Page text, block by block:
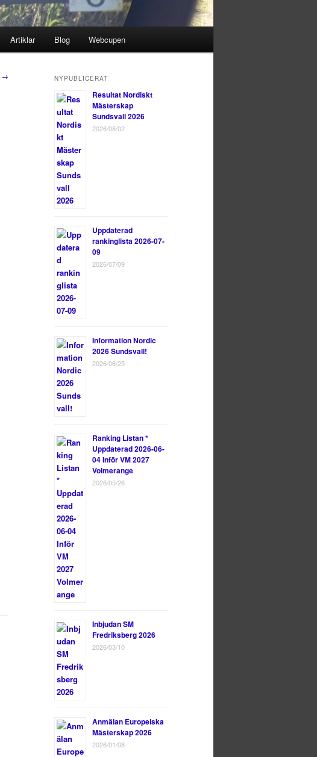
Artiklar Blog Webcupen
→ NYPUBLICERAT
Resultat Nordiskt
Mästerskap
Sundsvall 2026
2026/08/02
Uppdaterad
rankinglista 2026-07-
09
2026/07/09
Information Nordic
2026 Sundsvall!
2026/06/25
Ranking Listan *
Uppdaterad 2026-06-
04 Inför VM 2027
Volmerange
2026/05/26
Inbjudan SM
Fredriksberg 2026
2026/03/10
Anmälan Europeiska
Mästerskap 2026
2026/01/08